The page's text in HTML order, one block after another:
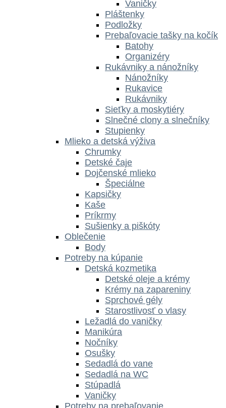
Vaničky
Pláštenky
Podložky
Prebaľovacie tašky na kočík
Batohy
Organizéry
Rukávniky a nánožníky
Nánožníky
Rukavice
Rukávniky
Sieťky a moskytiéry
Slnečné clony a slnečníky
Stupienky
Mlieko a detská výživa
Chrumky
Detské čaje
Dojčenské mlieko
Špeciálne
Kapsičky
Kaše
Príkrmy
Sušienky a piškóty
Oblečenie
Body
Potreby na kúpanie
Detská kozmetika
Detské oleje a krémy
Krémy na zapareniny
Sprchové gély
Starostlivosť o vlasy
Ležadlá do vaničky
Manikúra
Nočníky
Osušky
Sedadlá do vane
Sedadlá na WC
Stúpadlá
Vaničky
Potreby na prebaľovanie